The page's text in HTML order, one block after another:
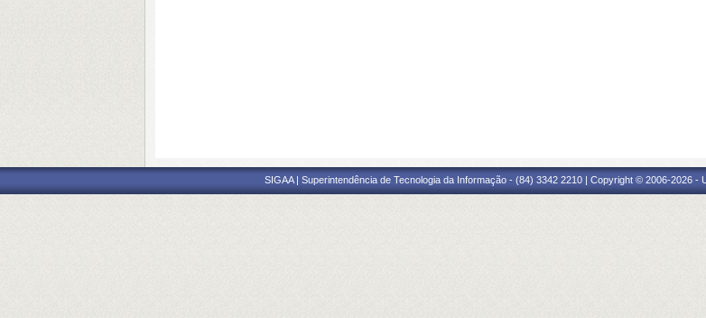
SIGAA | Superintendência de Tecnologia da Informação - (84) 3342 2210 | Copyright © 2006-2026